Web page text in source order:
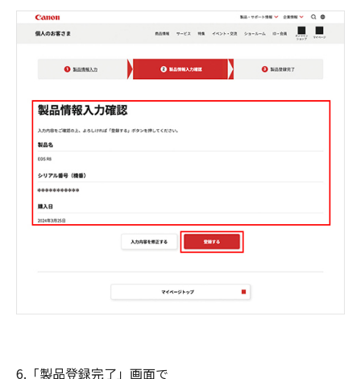
6.「製品登録完了」画面で